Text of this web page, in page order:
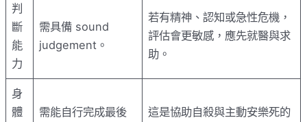
判
斷
能
力
需具備 sound
judgement。
若有精神、認知或急性危機，
評估會更敏感，應先就醫與求
助。
身
體
需能自行完成最後
這是協助自殺與主動安樂死的